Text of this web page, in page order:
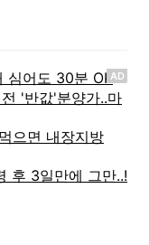
AD